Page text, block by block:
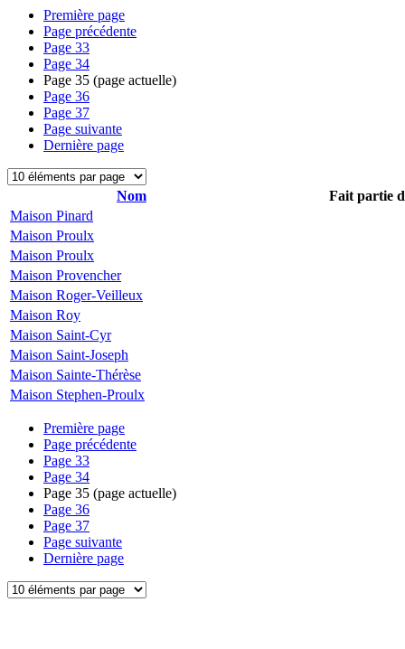
Première page
Page précédente
Page 33
Page 34
Page 35 (page actuelle)
Page 36
Page 37
Page suivante
Dernière page
Nom
Fait partie
Maison Pinard
Maison Proulx
Maison Proulx
Maison Provencher
Maison Roger-Veilleux
Maison Roy
Maison Saint-Cyr
Maison Saint-Joseph
Maison Sainte-Thérèse
Maison Stephen-Proulx
Première page
Page précédente
Page 33
Page 34
Page 35 (page actuelle)
Page 36
Page 37
Page suivante
Dernière page